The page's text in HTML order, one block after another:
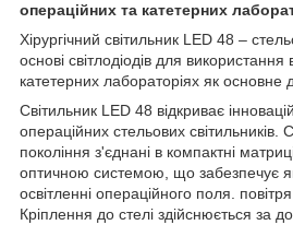
операційних та катетерних
Хірургічний світильник LED 48 –
основі світлодіодів для
катетерних лабораторіях як основне
Світильник LED 48 відкриває
операційних стельових світильників.
покоління з'єднані в компактні
оптичною системою, що забезпечує
освітленні операційного поля.
Кріплення до стелі здійснюється за